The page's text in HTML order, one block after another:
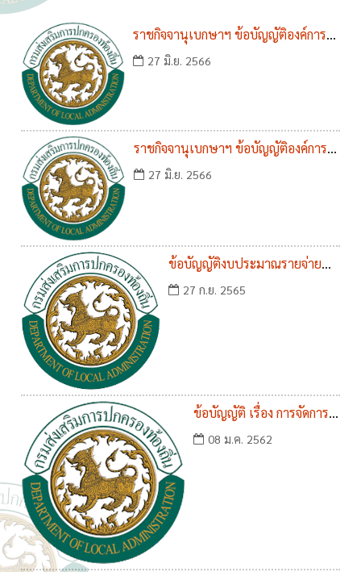
ราชกิจจานุเบกษาฯ ข้อบัญญัติองค์การ
บริหารส่วนตำบลวัดโบสถ์ เรื่อง การ
27 มิ.ย. 2566
ราชกิจจานุเบกษาฯ ข้อบัญญัติองค์การ
บริหารส่วนตำบลวัดโบสถ์ เรื่อง การ
27 มิ.ย. 2566
ข้อบัญญัติงบประมาณรายจ่าย
ประจำปีงบประมาณ พ.ศ.2566
27 ก.ย. 2565
ข้อบัญญัติ เรื่อง การจัดการ
มูลฝอย พ.ศ.2561
08 ม.ค. 2562